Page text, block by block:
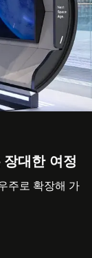
대한 여정
주로 확장해 가